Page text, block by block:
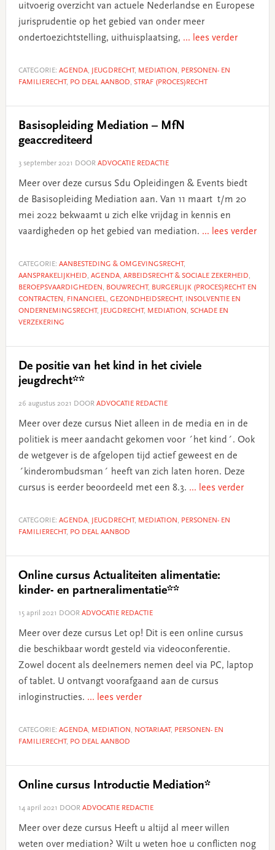
uitvoerig overzicht van actuele Nederlandse en Europese
jurisprudentie op het gebied van onder meer
ondertoezichtstelling, uithuisplaatsing, ... lees verder
CATEGORIE: AGENDA, JEUGDRECHT, MEDIATION , PERSONEN- EN
FAMILIERECHT, PO DEAL AANBOD, STRAF (PROCES)RECHT
Basisopleiding Mediation – MfN
geaccrediteerd
3 september 2021 DOOR ADVOCATIE REDACTIE
Meer over deze cursus Sdu Opleidingen & Events biedt
de Basisopleiding Mediation aan. Van 11 maart t/m 20
mei 2022 bekwaamt u zich elke vrijdag in kennis en
vaardigheden op het gebied van mediation. ... lees verder
CATEGORIE: AANBESTEDING & OMGEVINGSRECHT,
AANSPRAKELIJKHEID, AGENDA, ARBEIDSRECHT & SOCIALE ZEKERHEID,
BEROEPSVAARDIGHEDEN , BOUWRECHT, BURGERLIJK (PROCES)RECHT EN
CONTRACTEN , FINANCIEEL, GEZONDHEIDSRECHT,
INSOLVENTIE EN
ONDERNEMINGSRECHT, JEUGDRECHT, MEDIATION , SCHADE EN
VERZEKERING
De positie van het kind in het civiele
jeugdrecht**
26 augustus 2021 DOOR ADVOCATIE REDACTIE
Meer over deze cursus Niet alleen in de media en in de
politiek is meer aandacht gekomen voor ´het kind´. Ook
de wetgever is de afgelopen tijd actief geweest en de
´kinderombudsman´ heeft van zich laten horen. Deze
cursus is eerder beoordeeld met een 8.3. ... lees verder
CATEGORIE: AGENDA, JEUGDRECHT, MEDIATION , PERSONEN- EN
FAMILIERECHT, PO DEAL AANBOD
Online cursus Actualiteiten alimentatie:
kinder- en partneralimentatie**
15 april 2021 DOOR ADVOCATIE REDACTIE
Meer over deze cursus Let op! Dit is een online cursus
die beschikbaar wordt gesteld via videoconferentie.
Zowel docent als deelnemers nemen deel via PC, laptop
of tablet. U ontvangt voorafgaand aan de cursus
inloginstructies. ... lees verder
CATEGORIE: AGENDA, MEDIATION , NOTARIAAT, PERSONEN- EN
FAMILIERECHT, PO DEAL AANBOD
Online cursus Introductie Mediation*
14 april 2021 DOOR ADVOCATIE REDACTIE
Meer over deze cursus Heeft u altijd al meer willen
weten over mediation? Wilt u weten hoe u conflicten nog